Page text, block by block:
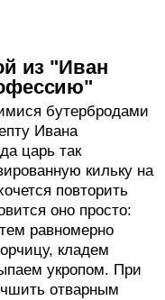
из "Иван
бутербродами
Ивана
царь так
кильку на
повторить
оно просто:
равномерно
кладем
укропом. При
отварным